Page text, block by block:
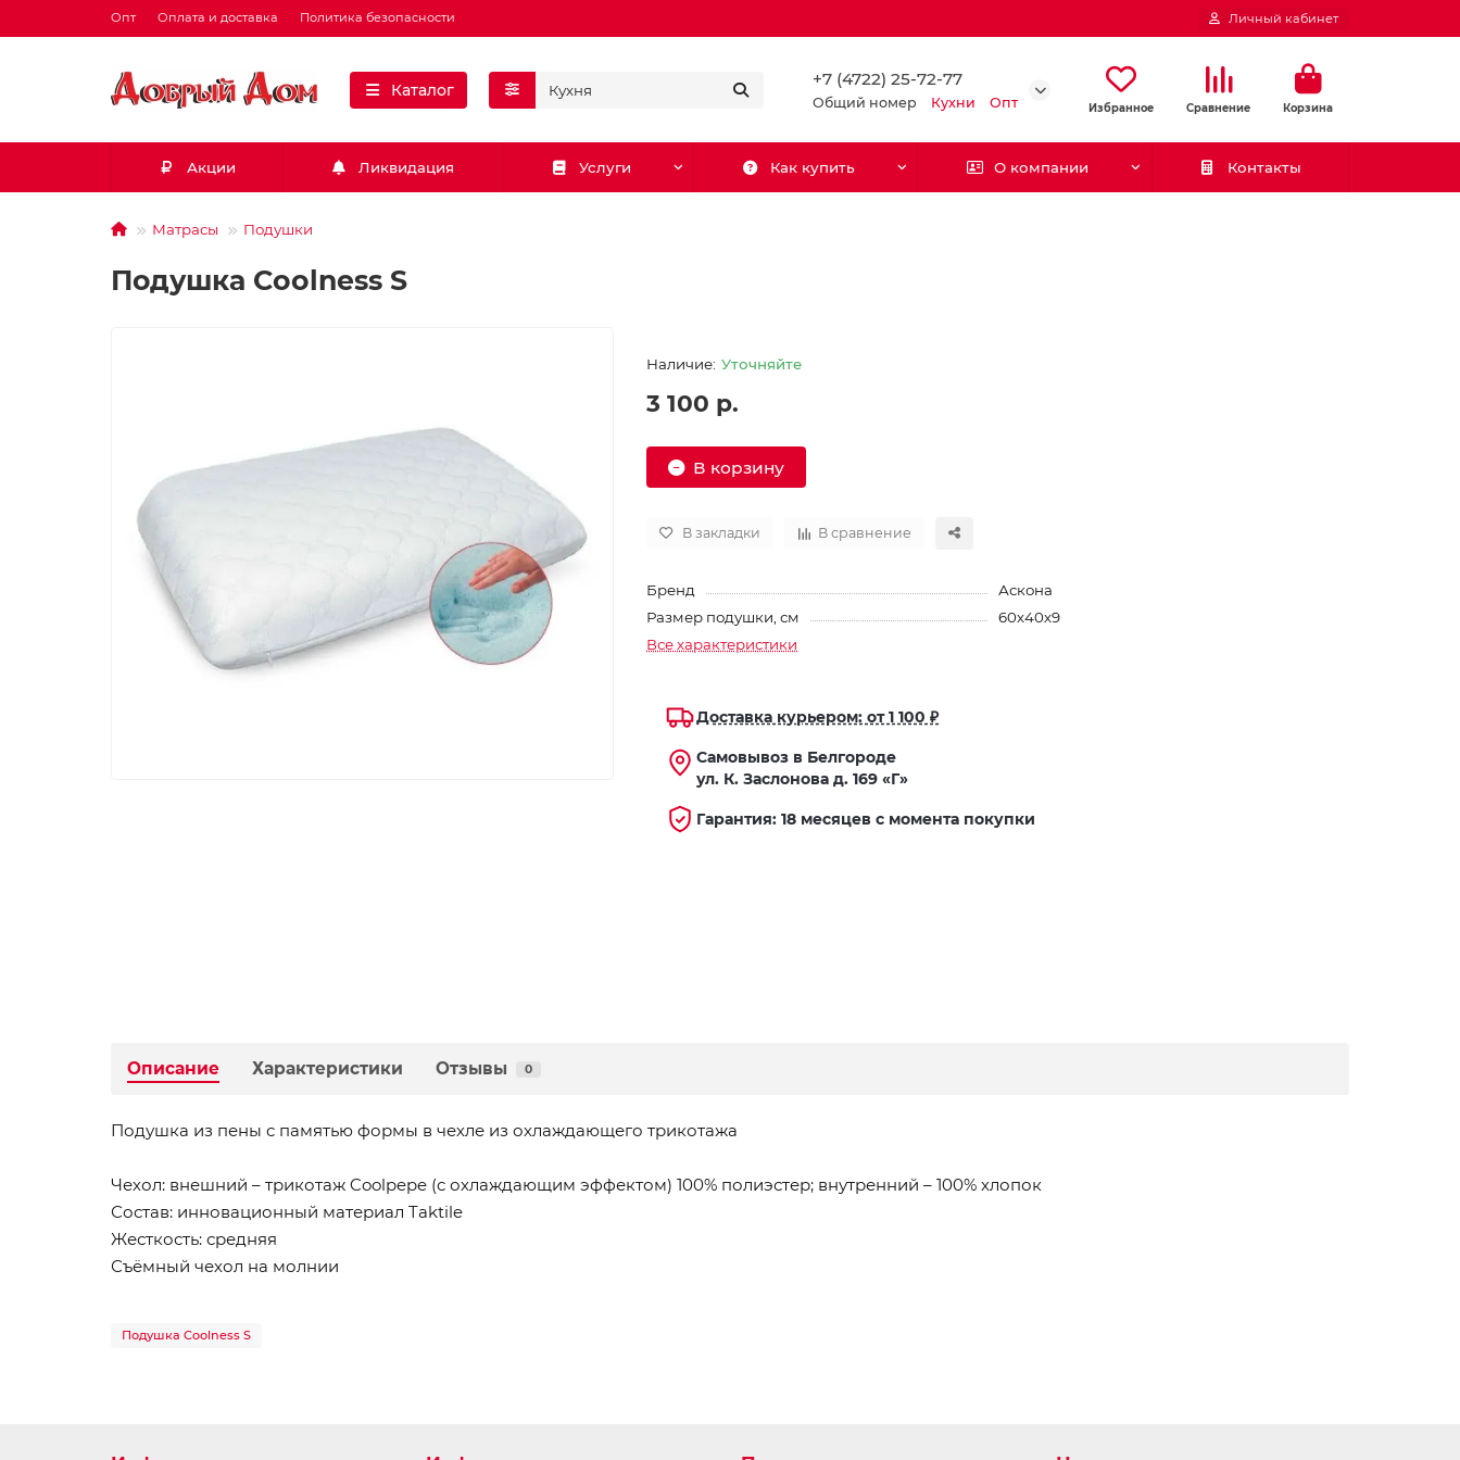
Опт Оплата и доставка Политика безопасности Личный кабинет
Каталог
+7 (4722) 25-72-77
Общий номер Кухни Опт Избранное Сравнение Корзина
Акции Ликвидация Услуги Как купить О компании Контакты
Матрасы Подушки
Подушка Coolness S
Уточняйте
3 100 р.
В корзину
В закладки В сравнение
Бренд
Аскона
Размер подушки, см
60х40х9
Все характеристики
Доставка курьером: от 1 100 ₽
Самовывоз в Белгороде
ул. К. Заслонова д. 169 «Г»
Гарантия: 18 месяцев с момента покупки
Описание Характеристики Отзывы 0
Подушка из пены с памятью формы в чехле из охлаждающего трикотажа
Чехол: внешний – трикотаж Coolpepe (с охлаждающим эффектом) 100% полиэстер; внутренний – 100% хлопок
Состав: инновационный материал Taktile
Жесткость: средняя
Съёмный чехол на молнии
Подушка Coolness S